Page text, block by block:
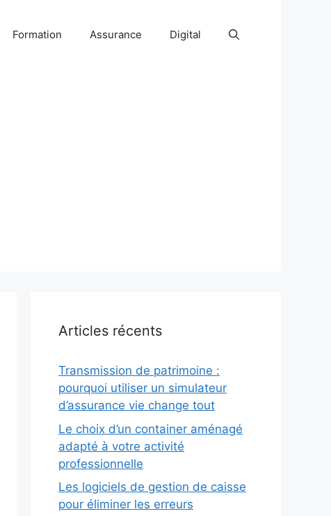
Formation Assurance Digital
Articles récents
Transmission de patrimoine :
pourquoi utiliser un simulateur
d’assurance vie change tout
Le choix d’un container aménagé
adapté à votre activité
professionnelle
Les logiciels de gestion de caisse
pour éliminer les erreurs